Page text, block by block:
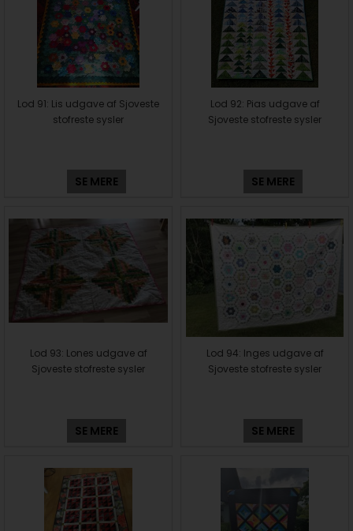
Lod 91: Lis udgave af Sjoveste
stofreste sysler
SE MERE
Lod 92: Pias udgave af
Sjoveste stofreste sysler
SE MERE
Lod 93: Lones udgave af
Sjoveste stofreste sysler
SE MERE
Lod 94: Inges udgave af
Sjoveste stofreste sysler
SE MERE